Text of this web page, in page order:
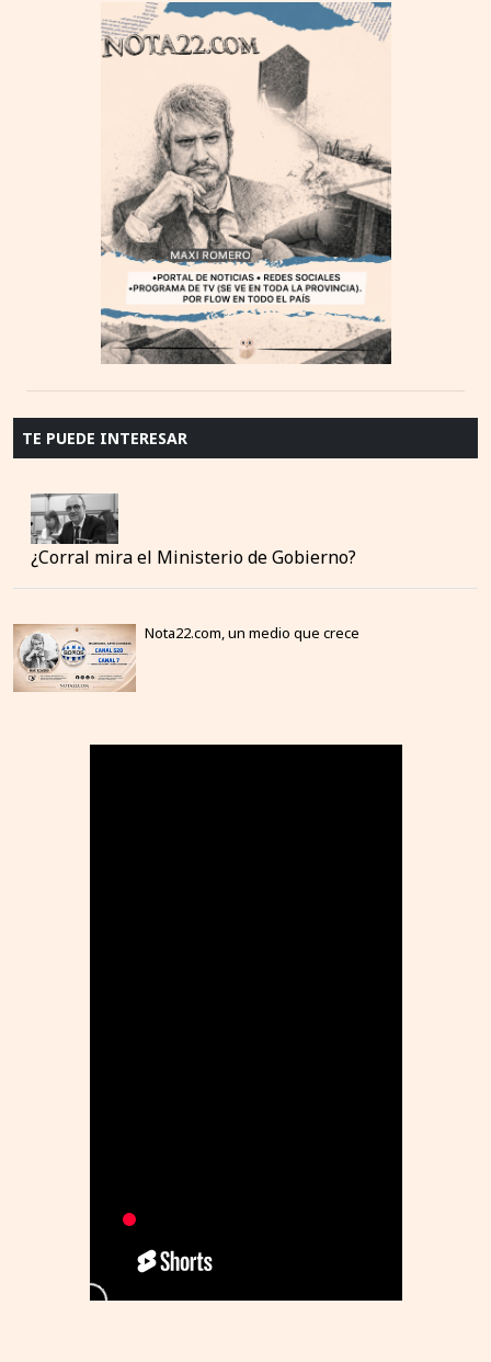
TE PUEDE INTERESAR
¿Corral mira el Ministerio de Gobierno?
Nota22.com, un medio que crece